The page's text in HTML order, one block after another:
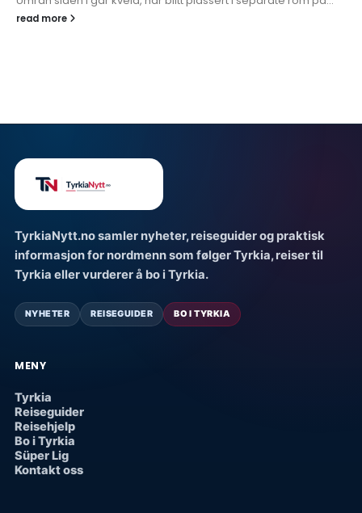
read more
TyrkiaNytt.no samler nyheter, reiseguider og praktisk
informasjon for nordmenn som følger Tyrkia, reiser til
Tyrkia eller vurderer å bo i Tyrkia.
NYHETER REISEGUIDER BO I TYRKIA
MENY
Tyrkia
Reiseguider
Reisehjelp
Bo i Tyrkia
Süper Lig
Kontakt oss